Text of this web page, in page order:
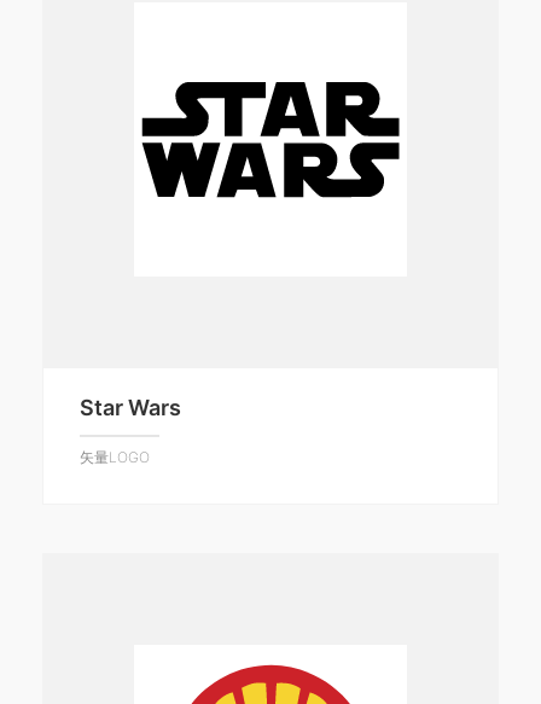
Star Wars
矢量LOGO